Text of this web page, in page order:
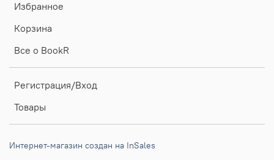
Избранное
Корзина
Все о BookR
Регистрация/Вход
Товары
Интернет-магазин создан на InSales